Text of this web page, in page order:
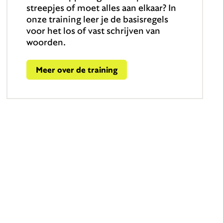
streepjes of moet alles aan elkaar? In
onze training leer je de basisregels
voor het los of vast schrijven van
woorden.
Meer over de training